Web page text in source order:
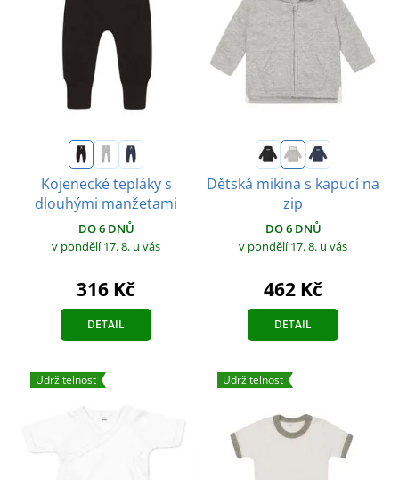
Kojenecké tepláky s
dlouhými manžetami
DO 6 DNŮ
v pondělí 17. 8. u vás
316 Kč
DETAIL
Dětská mikina s kapucí na
zip
DO 6 DNŮ
v pondělí 17. 8. u vás
462 Kč
DETAIL
Udržitelnost Udržitelnost